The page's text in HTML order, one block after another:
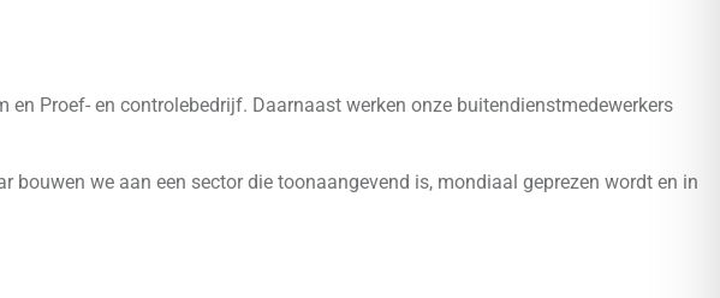
Proef- en controlebedrijf. Daarnaast werken onze buitendienstmedewerkers
bouwen we aan een sector die toonaangevend is, mondiaal geprezen wordt en in